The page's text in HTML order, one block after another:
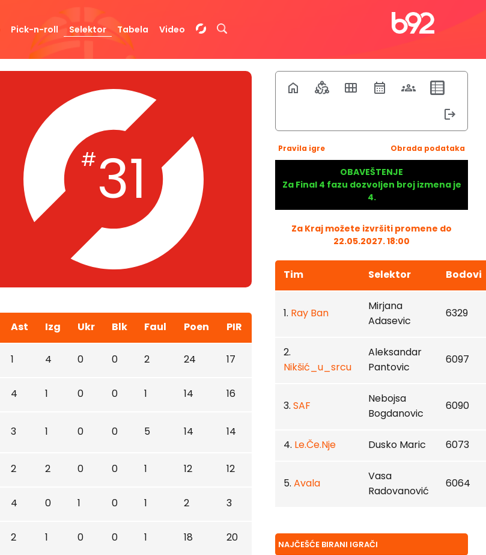
Pick-n-roll Selektor Tabela Video
#31
Ast Izg Ukr Blk Faul Poen PIR
1 4 0 0 2 24 17
4 1 0 0 1 14 16
3 1 0 0 5 14 14
2 2 0 0 1 12 12
4 0 1 0 1 2 3
2 1 0 0 1 18 20
Pravila igre Obrada podataka
OBAVEŠTENJE
Za Final 4 fazu dozvoljen broj izmena je
4.
Za Kraj možete izvršiti promene do
22.05.2027. 18:00
Tim Selektor Bodovi
1. Ray Ban
Mirjana
Adasevic
6329
2.
Nikšić_u_srcu
Aleksandar
Pantovic
6097
3. SAF
Nebojsa
Bogdanovic
6090
4. Le.Če.Nje Dusko Maric 6073
5. Avala
Vasa
Radovanović
6064
NAJČEŠĆE BIRANI IGRAČI